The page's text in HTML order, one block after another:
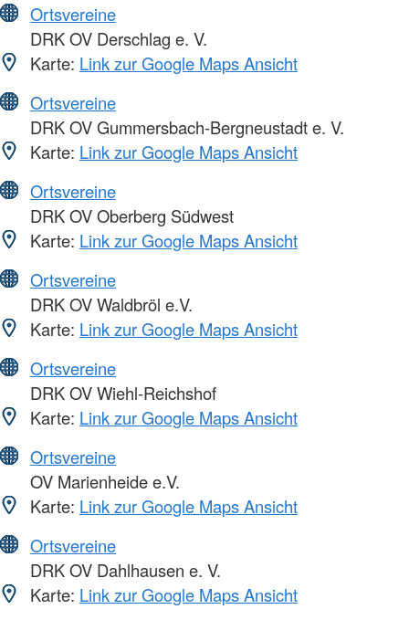
Ortsvereine
DRK OV Derschlag e. V.
Karte: Link zur Google Maps Ansicht
Ortsvereine
DRK OV Gummersbach-Bergneustadt e. V.
Karte: Link zur Google Maps Ansicht
Ortsvereine
DRK OV Oberberg Südwest
Karte: Link zur Google Maps Ansicht
Ortsvereine
DRK OV Waldbröl e.V.
Karte: Link zur Google Maps Ansicht
Ortsvereine
DRK OV Wiehl-Reichshof
Karte: Link zur Google Maps Ansicht
Ortsvereine
OV Marienheide e.V.
Karte: Link zur Google Maps Ansicht
Ortsvereine
DRK OV Dahlhausen e. V.
Karte: Link zur Google Maps Ansicht